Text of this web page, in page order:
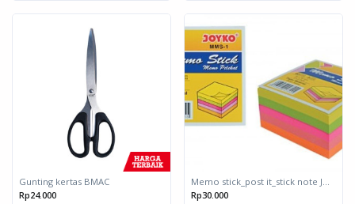
Gunting kertas BMAC
Rp24.000
Memo stick_post it_stick note Joyko
Rp30.000